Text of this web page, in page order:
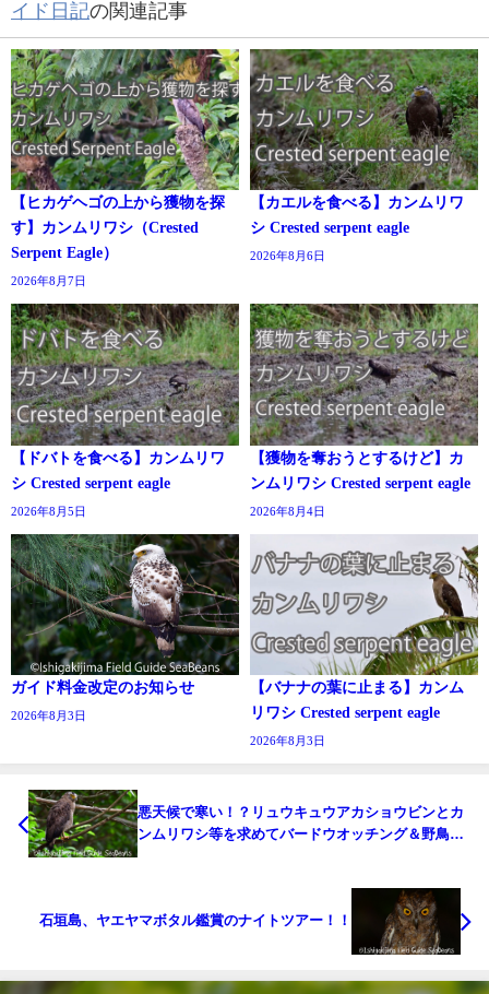
イド日記の関連記事
【ヒカゲヘゴの上から獲物を探
す】カンムリワシ（Crested
Serpent Eagle）
2026年8月7日
【カエルを食べる】カンムリワ
シ Crested serpent eagle
2026年8月6日
【ドバトを食べる】カンムリワ
シ Crested serpent eagle
2026年8月5日
【獲物を奪おうとするけど】カ
ンムリワシ Crested serpent eagle
2026年8月4日
ガイド料金改定のお知らせ
2026年8月3日
【バナナの葉に止まる】カンム
リワシ Crested serpent eagle
2026年8月3日
悪天候で寒い！？リュウキュウアカショウビンとカ
ンムリワシ等を求めてバードウオッチング＆野鳥撮
石垣島、ヤエヤマボタル鑑賞のナイトツアー！！